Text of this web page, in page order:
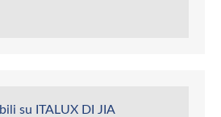
su ITALUX DI JIA